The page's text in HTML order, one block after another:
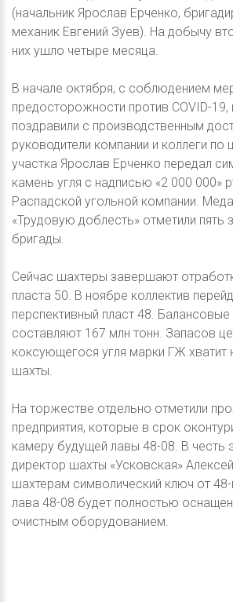
(начальник Ярослав Ерченко,
механик Евгений Зуев). На добычу
них ушло четыре месяца.
В начале октября, с соблюдением
предосторожности против COVID-
поздравили с производственным
руководители компании и коллеги по
участка Ярослав Ерченко передал
камень угля с надписью «2 000 000»
Распадской угольной компании.
«Трудовую доблесть» отметили пять
бригады.
Сейчас шахтеры завершают
пласта 50. В ноябре коллектив
перспективный пласт 48.
составляют 167 млн тонн. Запасов
коксующегося угля марки ГЖ хватит
шахты.
На торжестве отдельно отметили
предприятия, которые в срок
камеру будущей лавы 48-08. В честь
директор шахты «Усковская»
шахтерам символический ключ от
лава 48-08 будет полностью
очистным оборудованием.